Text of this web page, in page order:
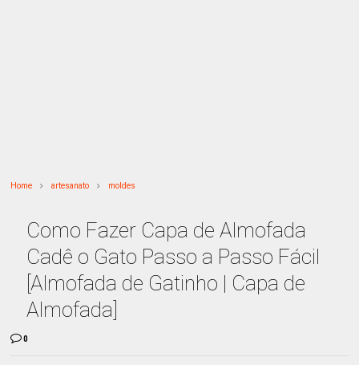
Home artesanato moldes
Como Fazer Capa de Almofada
Cadê o Gato Passo a Passo Fácil
[Almofada de Gatinho | Capa de
Almofada]
0